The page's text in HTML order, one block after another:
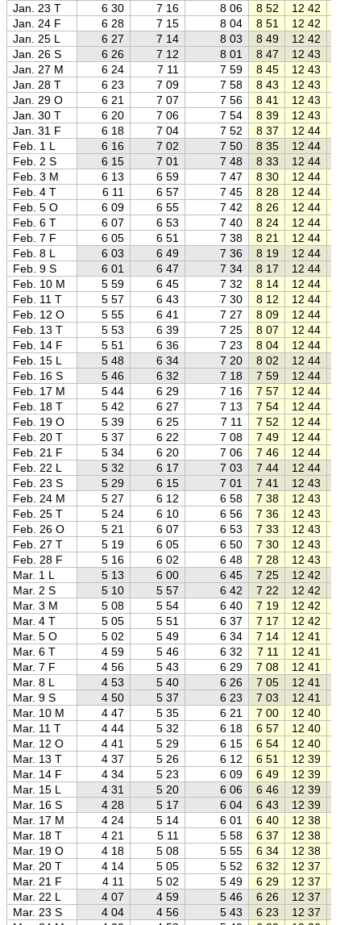
Jan. 23 T
6 30 7 16 8 06 8 52 12 42
Jan. 24 F
6 28 7 15 8 04 8 51 12 42
Jan. 25 L
6 27 7 14 8 03 8 49 12 42
Jan. 26 S
6 26 7 12 8 01 8 47 12 43
Jan. 27 M
6 24 7 11 7 59 8 45 12 43
Jan. 28 T
6 23 7 09 7 58 8 43 12 43
Jan. 29 O
6 21 7 07 7 56 8 41 12 43
Jan. 30 T
6 20 7 06 7 54 8 39 12 43
Jan. 31 F
6 18 7 04 7 52 8 37 12 44
Feb. 1 L
6 16 7 02 7 50 8 35 12 44
Feb. 2 S
6 15 7 01 7 48 8 33 12 44
Feb. 3 M
6 13 6 59 7 47 8 30 12 44
Feb. 4 T
6 11 6 57 7 45 8 28 12 44
Feb. 5 O
6 09 6 55 7 42 8 26 12 44
Feb. 6 T
6 07 6 53 7 40 8 24 12 44
Feb. 7 F
6 05 6 51 7 38 8 21 12 44
Feb. 8 L
6 03 6 49 7 36 8 19 12 44
Feb. 9 S
6 01 6 47 7 34 8 17 12 44
Feb. 10 M
5 59 6 45 7 32 8 14 12 44
Feb. 11 T
5 57 6 43 7 30 8 12 12 44
Feb. 12 O
5 55 6 41 7 27 8 09 12 44
Feb. 13 T
5 53 6 39 7 25 8 07 12 44
Feb. 14 F
5 51 6 36 7 23 8 04 12 44
Feb. 15 L
5 48 6 34 7 20 8 02 12 44
Feb. 16 S
5 46 6 32 7 18 7 59 12 44
Feb. 17 M
5 44 6 29 7 16 7 57 12 44
Feb. 18 T
5 42 6 27 7 13 7 54 12 44
Feb. 19 O
5 39 6 25 7 11 7 52 12 44
Feb. 20 T
5 37 6 22 7 08 7 49 12 44
Feb. 21 F
5 34 6 20 7 06 7 46 12 44
Feb. 22 L
5 32 6 17 7 03 7 44 12 44
Feb. 23 S
5 29 6 15 7 01 7 41 12 43
Feb. 24 M
5 27 6 12 6 58 7 38 12 43
Feb. 25 T
5 24 6 10 6 56 7 36 12 43
Feb. 26 O
5 21 6 07 6 53 7 33 12 43
Feb. 27 T
5 19 6 05 6 50 7 30 12 43
Feb. 28 F
5 16 6 02 6 48 7 28 12 43
Mar. 1 L
5 13 6 00 6 45 7 25 12 42
Mar. 2 S
5 10 5 57 6 42 7 22 12 42
Mar. 3 M
5 08 5 54 6 40 7 19 12 42
Mar. 4 T
5 05 5 51 6 37 7 17 12 42
Mar. 5 O
5 02 5 49 6 34 7 14 12 41
Mar. 6 T
4 59 5 46 6 32 7 11 12 41
Mar. 7 F
4 56 5 43 6 29 7 08 12 41
Mar. 8 L
4 53 5 40 6 26 7 05 12 41
Mar. 9 S
4 50 5 37 6 23 7 03 12 41
Mar. 10 M
4 47 5 35 6 21 7 00 12 40
Mar. 11 T
4 44 5 32 6 18 6 57 12 40
Mar. 12 O
4 41 5 29 6 15 6 54 12 40
Mar. 13 T
4 37 5 26 6 12 6 51 12 39
Mar. 14 F
4 34 5 23 6 09 6 49 12 39
Mar. 15 L
4 31 5 20 6 06 6 46 12 39
Mar. 16 S
4 28 5 17 6 04 6 43 12 39
Mar. 17 M
4 24 5 14 6 01 6 40 12 38
Mar. 18 T
4 21 5 11 5 58 6 37 12 38
Mar. 19 O
4 18 5 08 5 55 6 34 12 38
Mar. 20 T
4 14 5 05 5 52 6 32 12 37
Mar. 21 F
4 11 5 02 5 49 6 29 12 37
Mar. 22 L
4 07 4 59 5 46 6 26 12 37
Mar. 23 S
4 04 4 56 5 43 6 23 12 37